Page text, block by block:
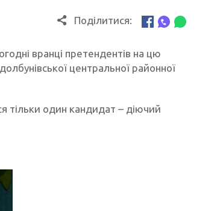
Поділитися:
вранці претендентів на цю
центральної районної
тільки один кандидат – діючий